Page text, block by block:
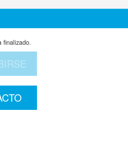
finalizado.